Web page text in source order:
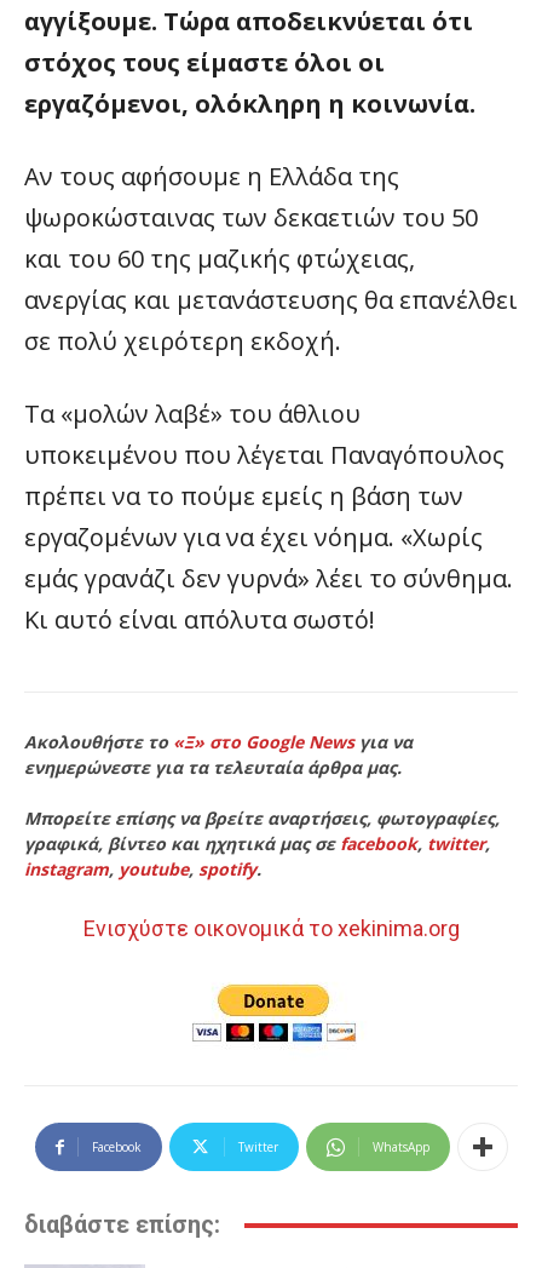
αγγίξουμε. Τώρα αποδεικνύεται ότι
στόχος τους είμαστε όλοι οι
εργαζόμενοι, ολόκληρη η κοινωνία.
Αν τους αφήσουμε η Ελλάδα της
ψωροκώσταινας των δεκαετιών του 50
και του 60 της μαζικής φτώχειας,
ανεργίας και μετανάστευσης θα επανέλθει
σε πολύ χειρότερη εκδοχή.
Τα «μολών λαβέ» του άθλιου
υποκειμένου που λέγεται Παναγόπουλος
πρέπει να το πούμε εμείς η βάση των
εργαζομένων για να έχει νόημα. «Χωρίς
εμάς γρανάζι δεν γυρνά» λέει το σύνθημα.
Κι αυτό είναι απόλυτα σωστό!
Ακολουθήστε το «Ξ» στο Google Newsγια να
ενημερώνεστε για τα τελευταία άρθρα μας.
Μπορείτε επίσης να βρείτε αναρτήσεις, φωτογραφίες,
γραφικά, βίντεο και ηχητικά μας σε facebook, twitter,
instagram, youtube, spotify.
Ενισχύστε οικονομικά το xekinima.org
Facebook Twitter WhatsApp
διαβάστε επίσης: